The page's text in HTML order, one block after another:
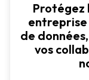
Protégez
entreprise
de
vos